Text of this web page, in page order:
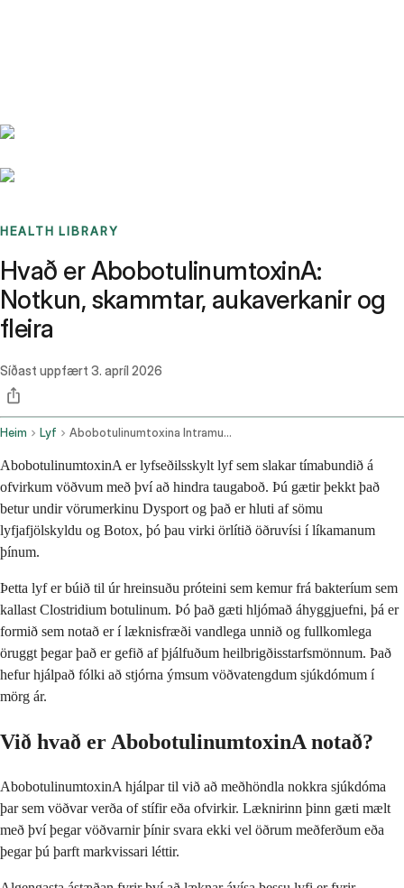
HEALTH LIBRARY
Hvað er AbobotulinumtoxinA:
Notkun, skammtar, aukaverkanir og
fleira
Síðast uppfært 3. apríl 2026
Heim Lyf Abobotulinumtoxina Intramuscular Route
AbobotulinumtoxinA er lyfseðilsskylt lyf sem slakar tímabundið á
ofvirkum vöðvum með því að hindra taugaboð. Þú gætir þekkt það
betur undir vörumerkinu Dysport og það er hluti af sömu
lyfjafjölskyldu og Botox, þó þau virki örlítið öðruvísi í líkamanum
þínum.
Þetta lyf er búið til úr hreinsuðu próteini sem kemur frá bakteríum sem
kallast Clostridium botulinum. Þó það gæti hljómað áhyggjuefni, þá er
formið sem notað er í læknisfræði vandlega unnið og fullkomlega
öruggt þegar það er gefið af þjálfuðum heilbrigðisstarfsmönnum. Það
hefur hjálpað fólki að stjórna ýmsum vöðvatengdum sjúkdómum í
mörg ár.
Við hvað er AbobotulinumtoxinA notað?
AbobotulinumtoxinA hjálpar til við að meðhöndla nokkra sjúkdóma
þar sem vöðvar verða of stífir eða ofvirkir. Læknirinn þinn gæti mælt
með því þegar vöðvarnir þínir svara ekki vel öðrum meðferðum eða
þegar þú þarft markvissari léttir.